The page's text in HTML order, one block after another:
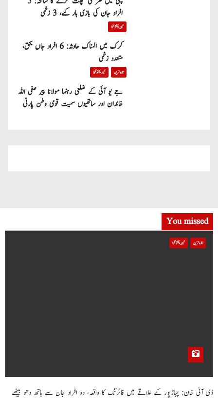
افراد جان کی بازی ہار گئے، 3 زخمی
خیبر پختونخوا
کرک میں المناک حادثہ: 6 افراد جاں بحق،
متعدد زخمی
تازہ ترین خیبر پختونخوا
جے یو آئی کے ضلعی رہنما مولانا پیر صفی اللہ
خاندان اور ساتھیوں سمیت قومی وطن پارٹی
You missed
تازہ ترین خیبر پختونخوا
ڈی آئی خان: پہاڑپور کے علاقے میں فائرنگ کا واقعہ، دو افراد جان سے ہاتھ دھو بیٹھے